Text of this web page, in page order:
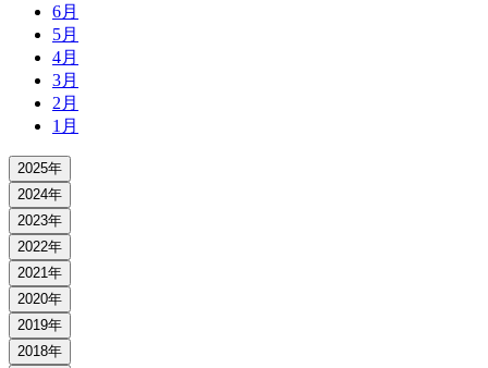
6月
5月
4月
3月
2月
1月
2025年
2024年
2023年
2022年
2021年
2020年
2019年
2018年